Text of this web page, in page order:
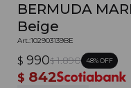
BERMUDA
Beige
102903139BE
$ 990$ 1.890 48
$ 842